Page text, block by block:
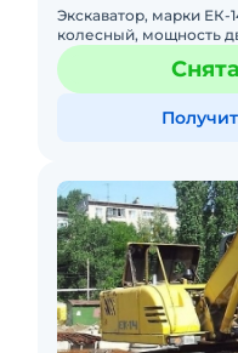
Экскаватор, марки ЕК-
колесный, мощность
14 т, максимальная
размеры 78